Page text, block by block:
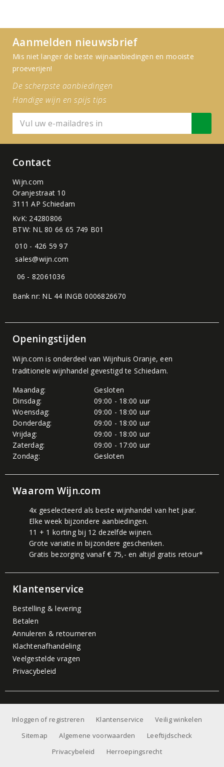
Aanmelden nieuwsbrief
Mis niet langer de beste wijnaanbiedingen en mooiste
proeverijen!
De scherpste aanbiedingen
Handige wijn en spijs tips
Contact
Wijn.com
Oranjestraat 10
3111 AP Schiedam
KvK: 24280806
BTW: NL 80 66 65 749 B01
010 - 426 59 97
sales@wijn.com
06 - 82061036
Bank nr: NL 44 INGB 0006826670
Openingstijden
Wijn.com is onderdeel van Wijnhuis Oranje, een
traditionele wijnhandel gevestigd te Schiedam.
Maandag:
Gesloten
Dinsdag:
09:00 - 18:00 uur
Woensdag:
09:00 - 18:00 uur
Donderdag:
09:00 - 18:00 uur
Vrijdag:
09:00 - 18:00 uur
Zaterdag:
09:00 - 17:00 uur
Zondag:
Gesloten
Waarom Wijn.com
4x geselecteerd als beste wijnhandel van het jaar.
Elke week bijzondere aanbiedingen.
11 + 1 korting bij 12 dezelfde wijnen.
Grote variatie in bijzondere geschenken.
Gratis bezorging vanaf € 75,- en altijd gratis retour*
Klantenservice
Bestelling & levering
Betalen
Annuleren & retourneren
Klachtenafhandeling
Veelgestelde vragen
Privacybeleid
Inloggen of registreren Klantenservice
Veilig winkelen
Sitemap
Algemene voorwaarden
Leeftijdscheck
Privacybeleid
Herroepingsrecht